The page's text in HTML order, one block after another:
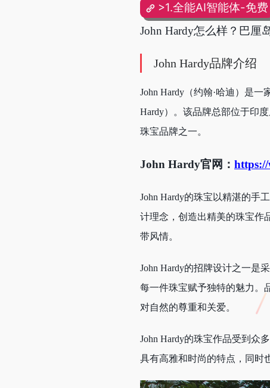
>1.全能AI智能体-免费
John Hardy怎么样？巴厘
John Hardy品牌介绍
John Hardy（约翰·哈迪）是
Hardy）。该品牌总部位于印
珠宝品牌之一。
John Hardy官网：
John Hardy的珠宝以精湛的手
计理念，创造出精美的珠宝作
带风情。
John Hardy的招牌设计之一是
每一件珠宝赋予独特的魅力。
对自然的尊重和关爱。
John Hardy的珠宝作品受到众
具有高雅和时尚的特点，同时